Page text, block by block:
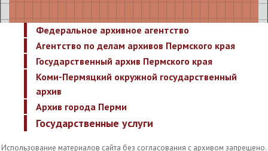
Федеральное архивное агентство
Агентство по делам архивов Пермского края
Государственный архив Пермского края
Коми-Пермяцкий окружной государственный
архив
Архив города Перми
Государственные услуги
Использование материалов сайта без согласования с архивом запрещено.